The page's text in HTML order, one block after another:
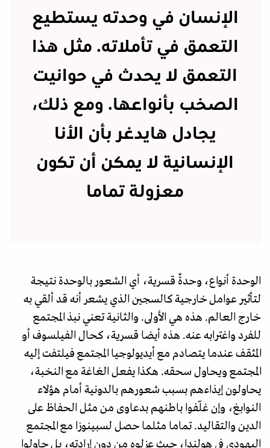
الإنسان في وحدته يستطيع
التعمق في تأملاته. مثل هذا
التعمق لا يحدث في حوانيت
الصخب بأنواعها. ومع ذلك،
يجادل هايدغر بأن الأنا
الإنسانية لا يمكن أن تكون
معزولة تماما
الوحدة أنواع، وحدةٌ قسرية، أي الشعور بالوحدة نتيجة
لتأثير عوامل خارجية كالسجين الذي يشعر أنه قد ألقي به
خارج العالم. هذه هي الأولى. والثانية تعني نبذ المجتمع
للفرد واغترابه عنه. هذه أيضا قسرية، كحال الفيلسوف أو
المثقف عندما يتصادم مع أيديولوجيا المجتمع فيلتفت إليه
المجتمع ويحاول سحقه. هكذا يفعل الغاغة مع النخبة،
يحاولون إيذاءهم بسبب شعورهم بالدونية أمام هؤلاء
النوابغ، وإن غلّفوا باطنهم بدعاوى من مثل الحفاظ على
الدين والتقاليد. تماما مثلما حصل لسبينوزا مع المجتمع
اليهودي في هولندا، حيث عزلوه من دون إرادته، بل حاولوا